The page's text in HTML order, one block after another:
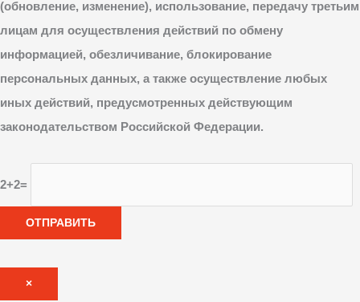
(обновление, изменение), использование, передачу третьим
лицам для осуществления действий по обмену
информацией, обезличивание, блокирование
персональных данных, а также осуществление любых
иных действий, предусмотренных действующим
законодательством Российской Федерации.
2+2=
×